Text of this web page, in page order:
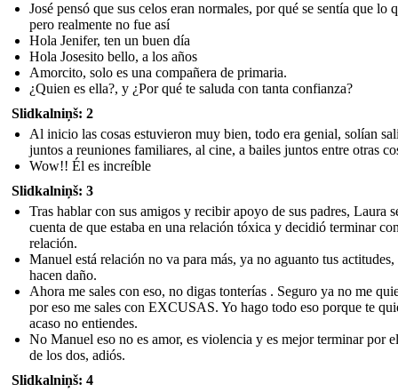
José pensó que sus celos eran normales, por qué se sentía que lo
pero realmente no fue así
Hola Jenifer, ten un buen día
Hola Josesito bello, a los años
Amorcito, solo es una compañera de primaria.
¿Quien es ella?, y ¿Por qué te saluda con tanta confianza?
Slidkalniņš: 2
Al inicio las cosas estuvieron muy bien, todo era genial, solían
juntos a reuniones familiares, al cine, a bailes juntos entre otras
Wow!! Él es increíble
Slidkalniņš: 3
Tras hablar con sus amigos y recibir apoyo de sus padres, Laura
cuenta de que estaba en una relación tóxica y decidió terminar
relación.
Manuel está relación no va para más, ya no aguanto tus actitudes,
hacen daño.
Ahora me sales con eso, no digas tonterías . Seguro ya no me
por eso me sales con EXCUSAS. Yo hago todo eso porque te
acaso no entiendes.
No Manuel eso no es amor, es violencia y es mejor terminar por
de los dos, adiós.
Slidkalniņš: 4